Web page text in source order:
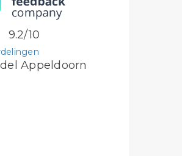
Appeldoorn
9.2/10